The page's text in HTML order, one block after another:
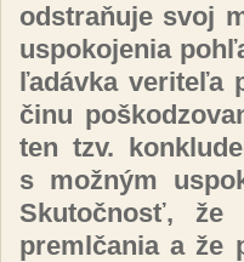
od­stra­ňu­je svoj
us­po­ko­je­nia
ľa­dáv­ka ve­ri­te­ľa
či­nu
ten tzv.
s mož­ným
Sku­toč­nosť, že
preml­ča­nia a že